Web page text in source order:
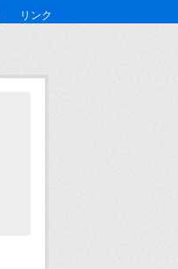
リンク